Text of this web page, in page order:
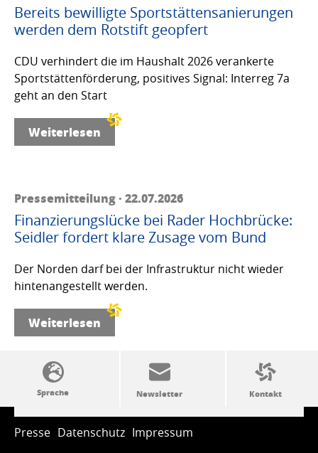
Bereits bewilligte Sportstättensanierungen
werden dem Rotstift geopfert
CDU verhindert die im Haushalt 2026 verankerte
Sportstättenförderung, positives Signal: Interreg 7a
geht an den Start
Weiterlesen
Pressemitteilung · 22.07.2026
Finanzierungslücke bei Rader Hochbrücke:
Seidler fordert klare Zusage vom Bund
Der Norden darf bei der Infrastruktur nicht wieder
hintenangestellt werden.
Weiterlesen
SSW-Politik von A bis Z
Presse Datenschutz Impressum